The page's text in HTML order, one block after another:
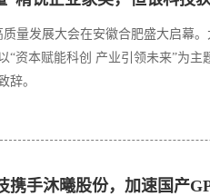
量发展大会在安徽合肥盛大启幕
“资本赋能科创 产业引领未来”为
辞。
携手沐曦股份，加速国产